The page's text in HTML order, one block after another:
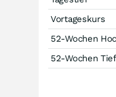
Vortageskurs
52-Wochen
52-Wochen Tief